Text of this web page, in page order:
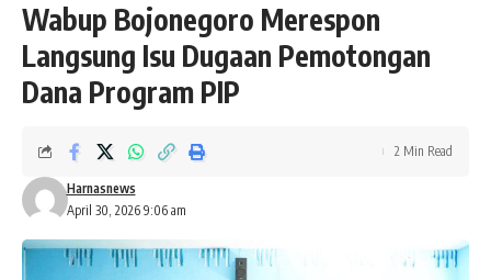
Wabup Bojonegoro Merespon
Langsung Isu Dugaan Pemotongan
Dana Program PIP
April 30, 2026 9:06 am
Harnasnews
2 Min Read